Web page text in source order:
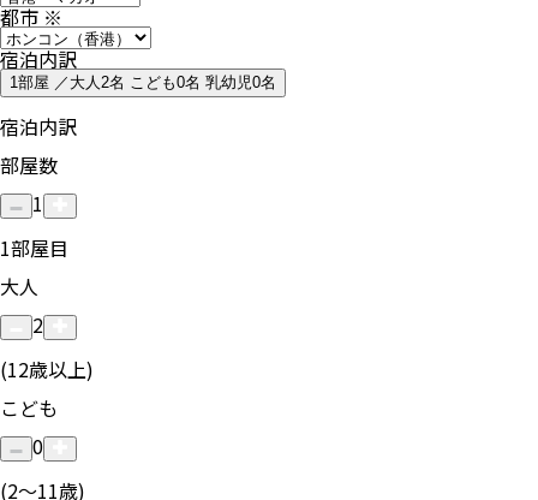
都市※
宿泊内訳
1部屋 ／大人2名 こども0名 乳幼児0名
宿泊内訳
部屋数
1
1部屋目
大人
2
(12歳以上)
こども
0
(2〜11歳)